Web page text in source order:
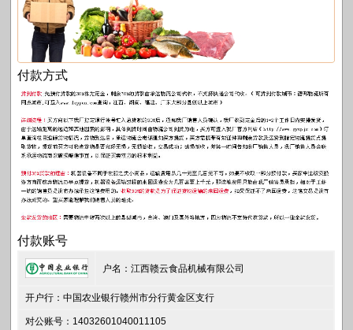
付款方式
付款账号
户名：江西赣云食品机械有限公司
开户行：中国农业银行赣州市分行黄金区支行
对公账号：14032601040011105